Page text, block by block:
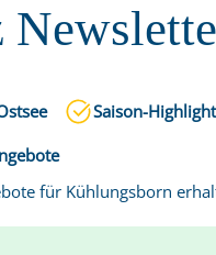
Saison-
für Kühlungsborn
Küche
2 Betten)
Betten = stabiles